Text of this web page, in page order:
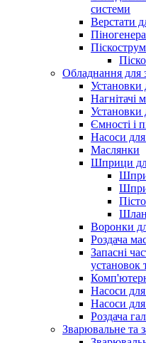
системи
Верстати
Обладнання для
Нагнітачі
Установки
Ємності і
Насоси
Маслянки
Шприци
Воронки
Роздача
Запасні
установок
Насоси
Насоси
Роздача
Зварювальне та